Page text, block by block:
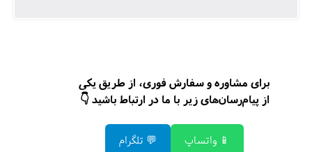
برای مشاوره و سفارش فوری، از طریق یکی
از پیام‌رسان‌های زیر با ما در ارتباط باشید 👇
📱 واتساپ 💬 تلگرام